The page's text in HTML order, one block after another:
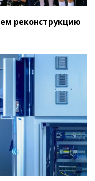
реконструкцию